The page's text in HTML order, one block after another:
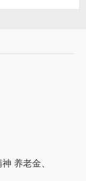
养老金、